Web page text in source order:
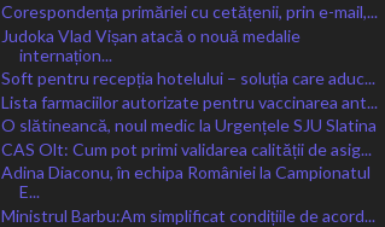
Corespondența primăriei cu cetățenii, prin e-mail,...
Judoka Vlad Vișan atacă o nouă medalie
internațion...
Soft pentru recepția hotelului – soluția care aduc...
Lista farmaciilor autorizate pentru vaccinarea ant...
O slătineancă, noul medic la Urgențele SJU Slatina
CAS Olt: Cum pot primi validarea calității de asig...
Adina Diaconu, în echipa României la Campionatul
E...
Ministrul Barbu:Am simplificat condițiile de acord...